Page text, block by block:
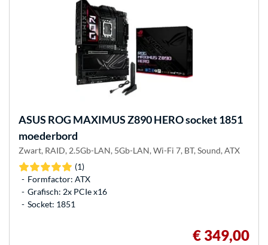
ASUS ROG MAXIMUS Z890 HERO socket 1851
moederbord
Zwart, RAID, 2.5Gb-LAN, 5Gb-LAN, Wi-Fi 7, BT, Sound, ATX
(1)
Formfactor: ATX
Grafisch: 2x PCIe x16
Socket: 1851
€ 349,00